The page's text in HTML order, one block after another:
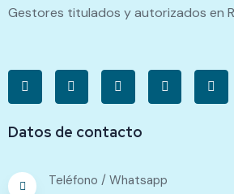
Gestores titulados y autorizados en
Datos de contacto
Teléfono / Whatsapp